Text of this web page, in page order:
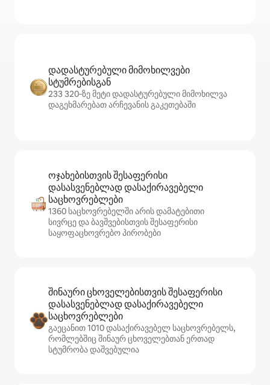
დადასტურებული მიმოხილვები
სტუმრებისგან
233 320‑ზე მეტი დადასტურებული მიმოხილვა
დაგეხმარებათ არჩევანის გაკეთებაში
ოჯახებისთვის შესაფერისი
დასასვენებლად დასაქირავებელი
საცხოვრებლები
1360 საცხოვრებელში არის დამატებითი
სივრცე და ბავშვებისთვის შესაფერისი
საყოფაცხოვრებო პირობები
შინაური ცხოველებისთვის შესაფერისი
დასასვენებლად დასაქირავებელი
საცხოვრებლები
გაეცანით 1010 დასაქირავებელ საცხოვრებელს,
რომლებშიც შინაურ ცხოველებთან ერთად
სტუმრობა დაშვებულია